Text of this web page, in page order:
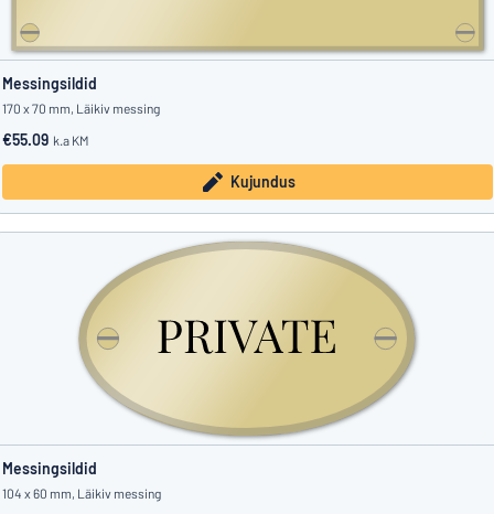
Messingsildid
170 x 70 mm, Läikiv messing
€55.09 k.a KM
Kujundus
Messingsildid
104 x 60 mm, Läikiv messing